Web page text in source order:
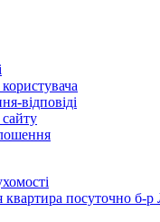
відповіді
квартира посуточно б-